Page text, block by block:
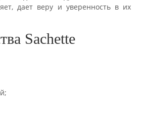
дает веру и уверенность в их
Sachette